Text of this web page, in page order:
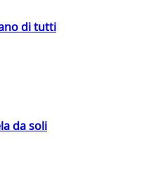
di tutti
da soli